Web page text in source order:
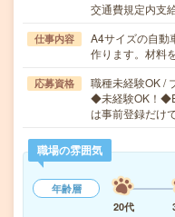
交通費規定内支
仕事内容
A4サイズの自動
作ります。材料
応募資格
職種未経験OK /
◆未経験OK！
は事前登録だけ
職場の雰囲気
年齢層
20代